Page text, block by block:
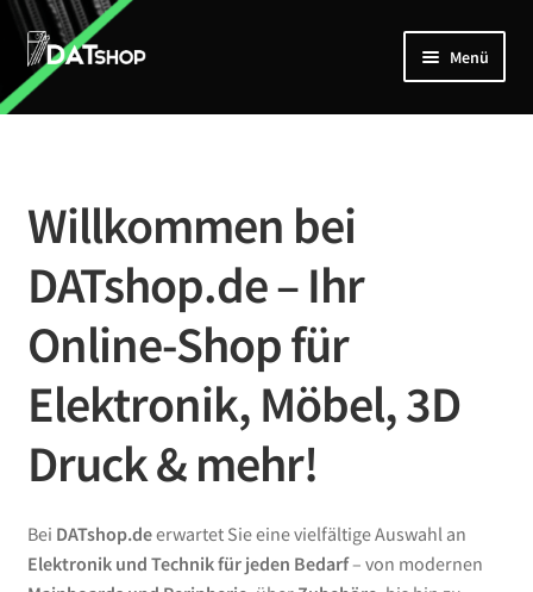
Zur
Navigation
springen
Zum
Inhalt
springen
Menü
Home
Mein Account
Kontakt
Willkommen bei
DATshop.de – Ihr
Online-Shop für
Elektronik, Möbel, 3D
Druck & mehr!
Bei DATshop.deerwartet Sie eine vielfältige Auswahl an
Elektronik und Technik für jeden Bedarf– von modernen